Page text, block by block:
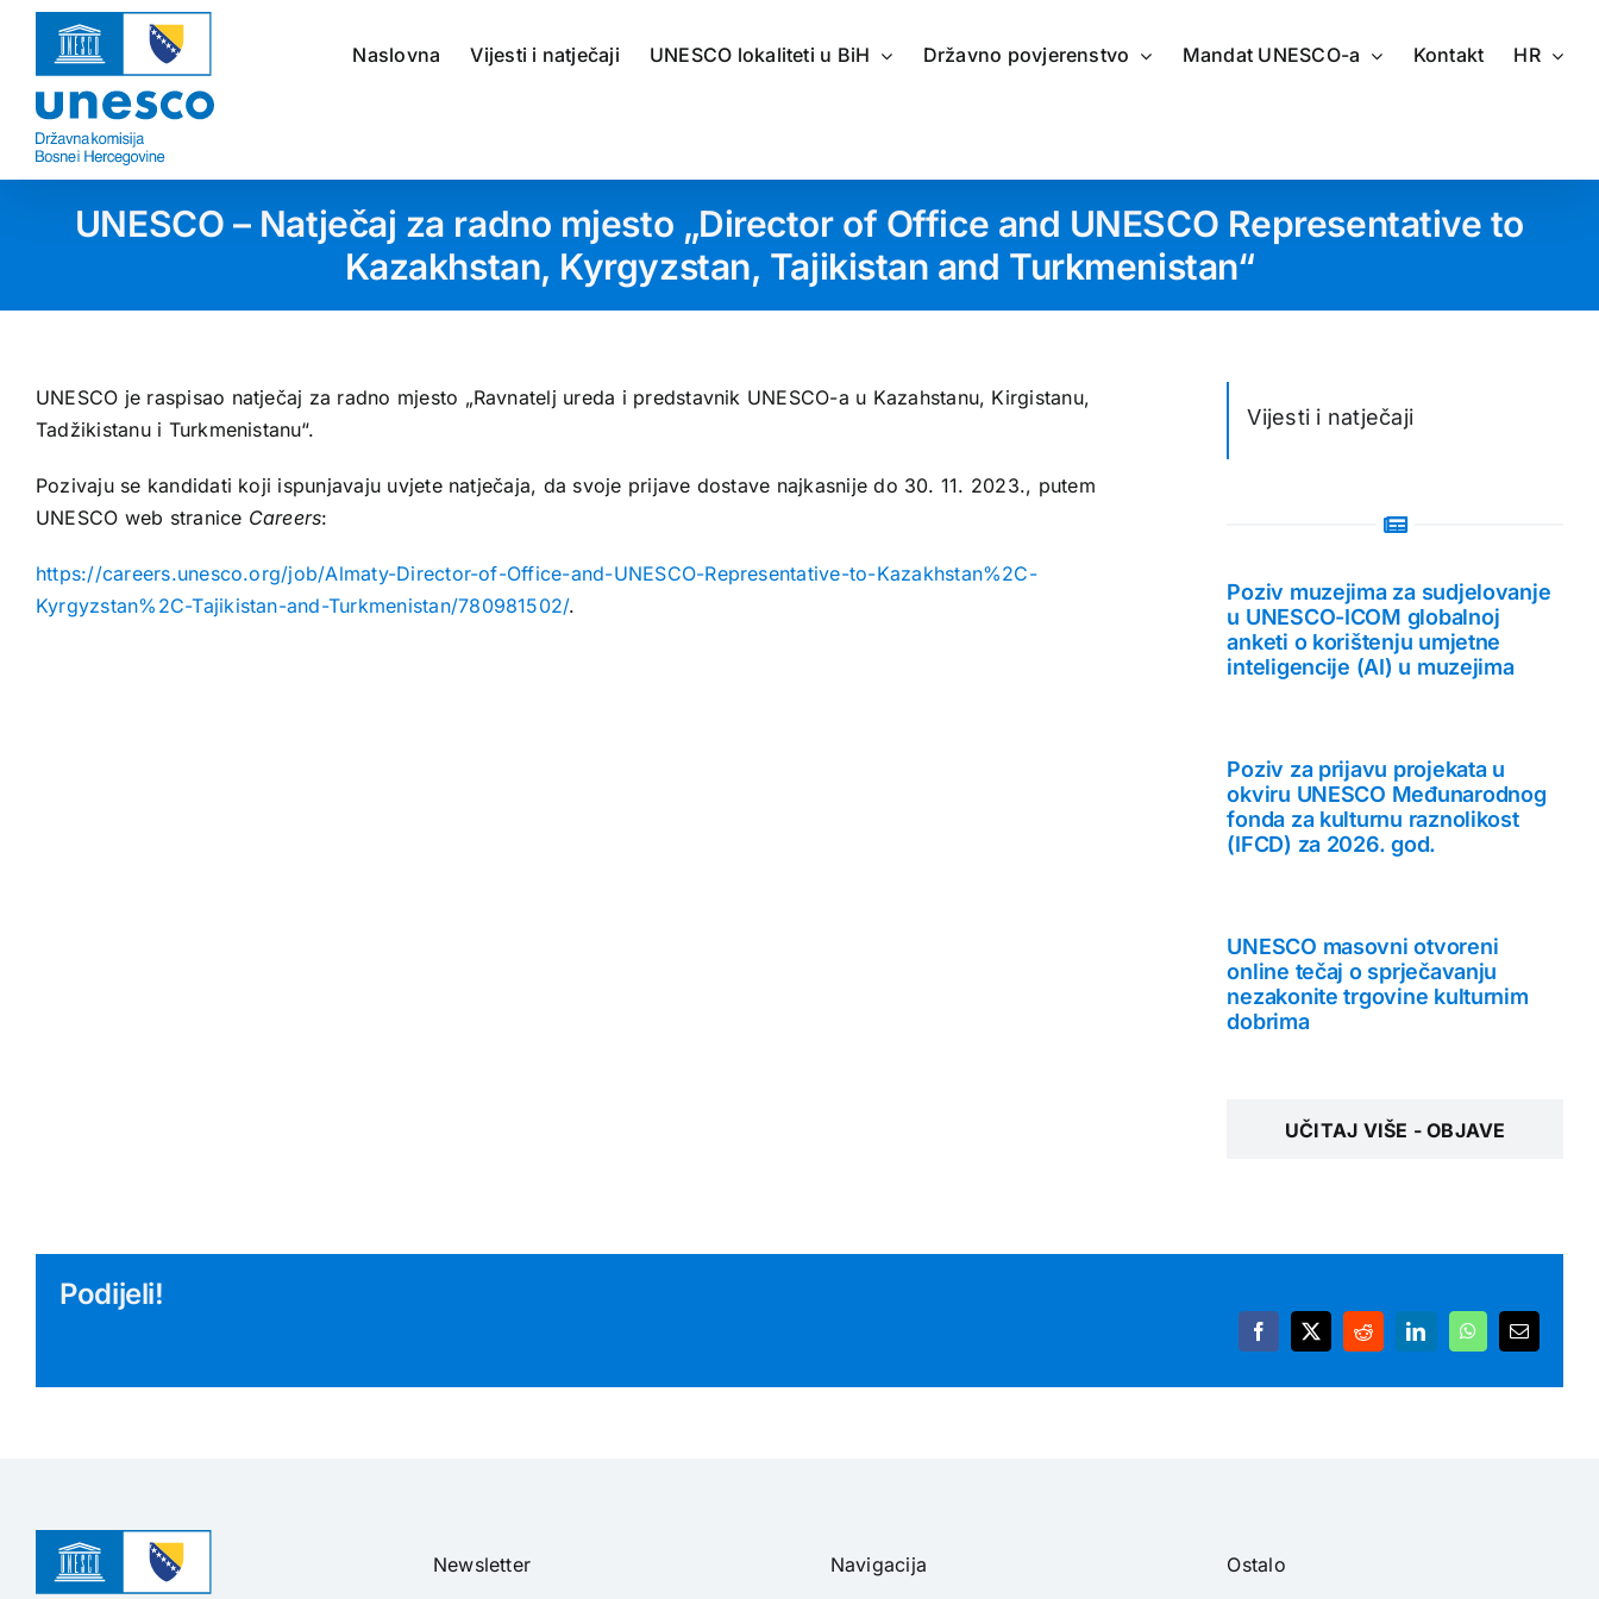
Skip
content
Naslovna Vijesti i natječaji UNESCO lokaliteti u BiH Državno povjerenstvo Mandat UNESCO-a Kontakt HR
UNESCO – Natječaj za radno mjesto „Director of Office and UNESCO Representative to
Kazakhstan, Kyrgyzstan, Tajikistan and Turkmenistan“
UNESCO je raspisao natječaj za radno mjesto „Ravnatelj ureda i predstavnik UNESCO-a u Kazahstanu, Kirgistanu,
Tadžikistanu i Turkmenistanu“.
Pozivaju se kandidati koji ispunjavaju uvjete natječaja, da svoje prijave dostave najkasnije do 30. 11. 2023., putem
UNESCO web stranice Careers:
https://careers.unesco.org/job/Almaty-Director-of-Office-and-UNESCO-Representative-to-Kazakhstan%2C-
Kyrgyzstan%2C-Tajikistan-and-Turkmenistan/780981502/.
Vijesti i natječaji
Poziv muzejima za sudjelovanje
u UNESCO-ICOM globalnoj
anketi o korištenju umjetne
inteligencije (AI) u muzejima
Poziv za prijavu projekata u
okviru UNESCO Međunarodnog
fonda za kulturnu raznolikost
(IFCD) za 2026. god.
UNESCO masovni otvoreni
online tečaj o sprječavanju
nezakonite trgovine kulturnim
dobrima
UČITAJ VIŠE - OBJAVE
Podijeli!
Facebook
X RedditLinkedInWhatsApp
Email
Newsletter Navigacija Ostalo